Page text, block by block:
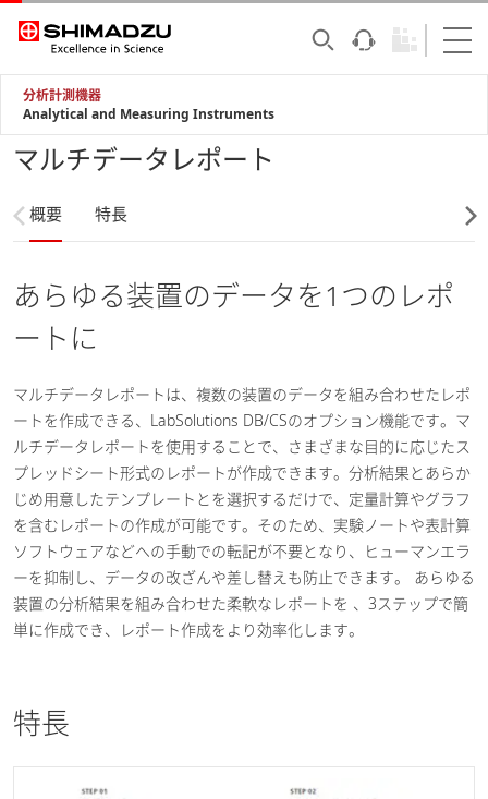
分析計測機器
Analytical and Measuring Instruments
マルチデータレポート
概要 特長
あらゆる装置のデータを1つのレポ
ートに
マルチデータレポートは、複数の装置のデータを組み合わせたレポ
ートを作成できる、LabSolutions DB/CSのオプション機能です。マ
ルチデータレポートを使用することで、さまざまな目的に応じたス
プレッドシート形式のレポートが作成できます。分析結果とあらか
じめ用意したテンプレートとを選択するだけで、定量計算やグラフ
を含むレポートの作成が可能です。そのため、実験ノートや表計算
ソフトウェアなどへの手動での転記が不要となり、ヒューマンエラ
ーを抑制し、データの改ざんや差し替えも防止できます。 あらゆる
装置の分析結果を組み合わせた柔軟なレポートを 、3ステップで簡
単に作成でき、レポート作成をより効率化します。
特長